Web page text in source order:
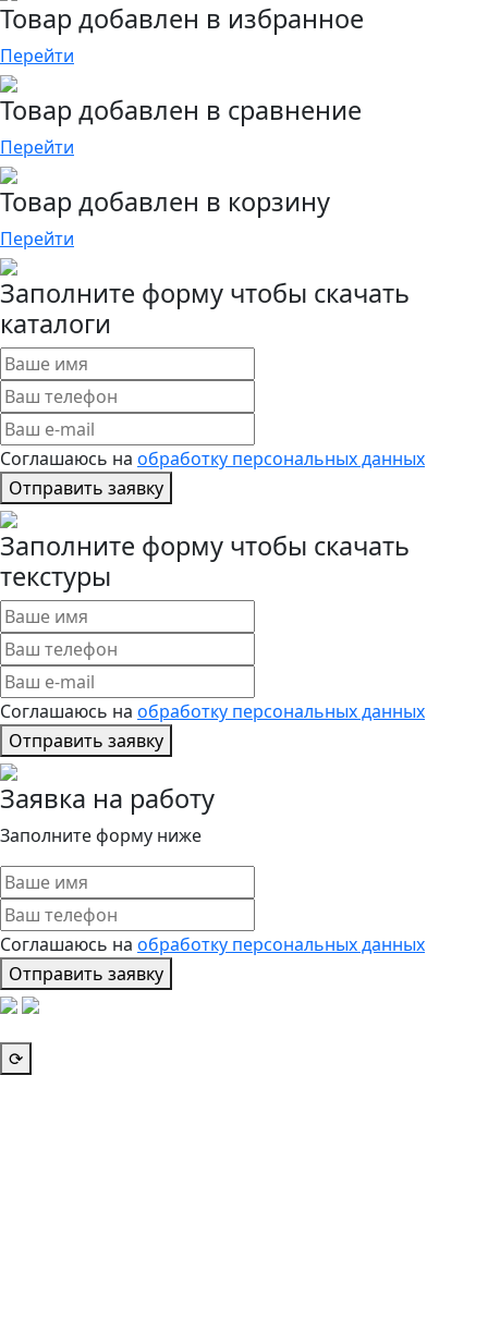
Товар добавлен в избранное
Перейти
Товар добавлен в сравнение
Перейти
Товар добавлен в корзину
Перейти
Заполните форму чтобы скачать
каталоги
Соглашаюсь на обработку персональных данных
Отправить заявку
Заполните форму чтобы скачать
текстуры
Соглашаюсь на обработку персональных данных
Отправить заявку
Заявка на работу
Заполните форму ниже
Соглашаюсь на обработку персональных данных
Отправить заявку
⟳